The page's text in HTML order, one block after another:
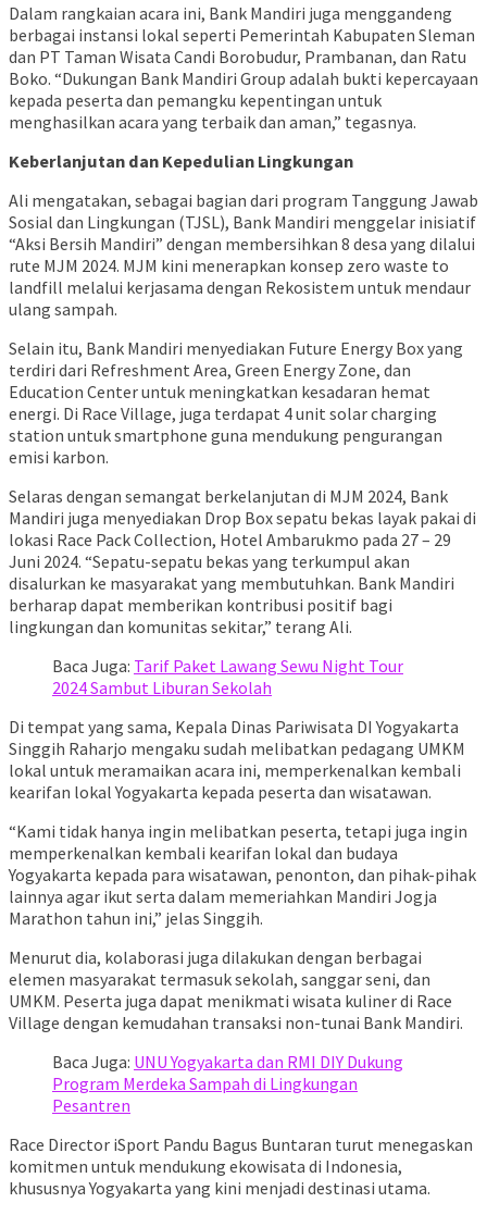
Dalam rangkaian acara ini, Bank Mandiri juga menggandeng
berbagai instansi lokal seperti Pemerintah Kabupaten Sleman
dan PT Taman Wisata Candi Borobudur, Prambanan, dan Ratu
Boko. “Dukungan Bank Mandiri Group adalah bukti kepercayaan
kepada peserta dan pemangku kepentingan untuk
menghasilkan acara yang terbaik dan aman,” tegasnya.
Keberlanjutan dan Kepedulian Lingkungan
Ali mengatakan, sebagai bagian dari program Tanggung Jawab
Sosial dan Lingkungan (TJSL), Bank Mandiri menggelar inisiatif
“Aksi Bersih Mandiri” dengan membersihkan 8 desa yang dilalui
rute MJM 2024. MJM kini menerapkan konsep zero waste to
landfill melalui kerjasama dengan Rekosistem untuk mendaur
ulang sampah.
Selain itu, Bank Mandiri menyediakan Future Energy Box yang
terdiri dari Refreshment Area, Green Energy Zone, dan
Education Center untuk meningkatkan kesadaran hemat
energi. Di Race Village, juga terdapat 4 unit solar charging
station untuk smartphone guna mendukung pengurangan
emisi karbon.
Selaras dengan semangat berkelanjutan di MJM 2024, Bank
Mandiri juga menyediakan Drop Box sepatu bekas layak pakai di
lokasi Race Pack Collection, Hotel Ambarukmo pada 27 – 29
Juni 2024. “Sepatu-sepatu bekas yang terkumpul akan
disalurkan ke masyarakat yang membutuhkan. Bank Mandiri
berharap dapat memberikan kontribusi positif bagi
lingkungan dan komunitas sekitar,” terang Ali.
Baca Juga: Tarif Paket Lawang Sewu Night Tour
2024 Sambut Liburan Sekolah
Di tempat yang sama, Kepala Dinas Pariwisata DI Yogyakarta
Singgih Raharjo mengaku sudah melibatkan pedagang UMKM
lokal untuk meramaikan acara ini, memperkenalkan kembali
kearifan lokal Yogyakarta kepada peserta dan wisatawan.
“Kami tidak hanya ingin melibatkan peserta, tetapi juga ingin
memperkenalkan kembali kearifan lokal dan budaya
Yogyakarta kepada para wisatawan, penonton, dan pihak-pihak
lainnya agar ikut serta dalam memeriahkan Mandiri Jogja
Marathon tahun ini,” jelas Singgih.
Menurut dia, kolaborasi juga dilakukan dengan berbagai
elemen masyarakat termasuk sekolah, sanggar seni, dan
UMKM. Peserta juga dapat menikmati wisata kuliner di Race
Village dengan kemudahan transaksi non-tunai Bank Mandiri.
Baca Juga: UNU Yogyakarta dan RMI DIY Dukung
Program Merdeka Sampah di Lingkungan
Pesantren
Race Director iSport Pandu Bagus Buntaran turut menegaskan
komitmen untuk mendukung ekowisata di Indonesia,
khususnya Yogyakarta yang kini menjadi destinasi utama.